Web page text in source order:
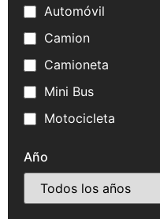
Automóvil
Camion
Camioneta
Mini Bus
Motocicleta
Año